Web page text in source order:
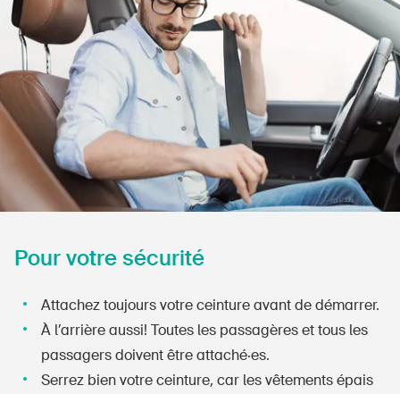
Délégués à la sécurité et communes
Contact et conseil
Pour votre sécurité
Attachez toujours votre ceinture avant de démarrer.
À l’arrière aussi! Toutes les passagères et tous les
passagers doivent être attaché·es.
Serrez bien votre ceinture, car les vêtements épais